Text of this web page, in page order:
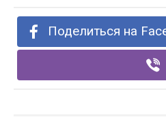
Поделиться на